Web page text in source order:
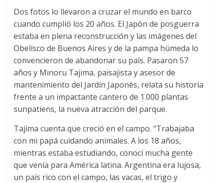
Dos fotos lo llevaron a cruzar el mundo en barco
cuando cumplió los 20 años. El Japón de posguerra
estaba en plena reconstrucción y las imágenes del
Obelisco de Buenos Aires y de la pampa húmeda lo
convencieron de abandonar su país. Pasaron 57
años y Minoru Tajima, paisajista y asesor de
mantenimiento del Jardín Japonés, relata su historia
frente a un impactante cantero de 1.000 plantas
sunpatiens, la nueva atracción del parque.
Tajima cuenta que creció en el campo. “Trabajaba
con mi papá cuidando animales. A los 18 años,
mientras estaba estudiando, conocí mucha gente
que venía para América latina. Argentina era lujosa,
un país rico con el campo, las vacas, el trigo y